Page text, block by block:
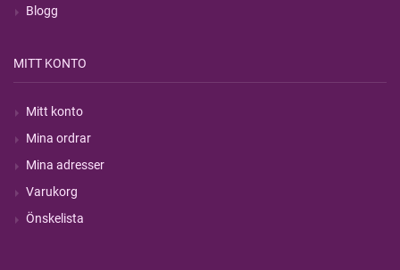
Blogg
MITT KONTO
Mitt konto
Mina ordrar
Mina adresser
Varukorg
Önskelista